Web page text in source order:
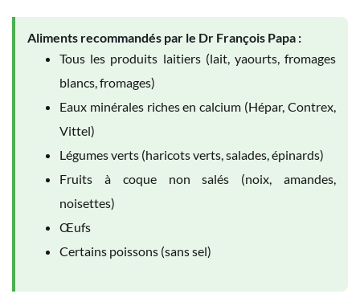
Aliments recommandés par le Dr François Papa :
Tous les produits laitiers (lait, yaourts, fromages
blancs, fromages)
Eaux minérales riches en calcium (Hépar, Contrex,
Vittel)
Légumes verts (haricots verts, salades, épinards)
Fruits à coque non salés (noix, amandes,
noisettes)
Œufs
Certains poissons (sans sel)